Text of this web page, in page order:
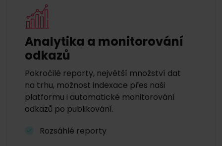
Analytika a monitorování
odkazů
Pokročilé reporty, největší množství dat
na trhu, možnost indexace přes naši
platformu i automatické monitorování
odkazů po publikování.
Rozsáhlé reporty